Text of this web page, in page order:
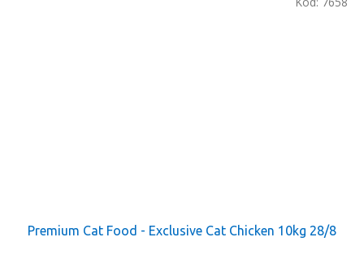
Premium Cat Food - Exclusive Cat Chicken 10kg 28/8